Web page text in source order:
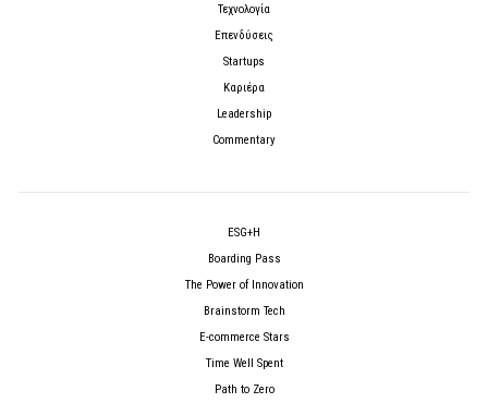
Τεχνολογία
Επενδύσεις
Startups
Καριέρα
Leadership
Commentary
ESG+H
Boarding Pass
The Power of Innovation
Brainstorm Tech
E-commerce Stars
Time Well Spent
Path to Zero